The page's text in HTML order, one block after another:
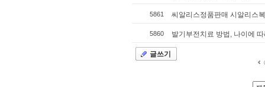
5861 씨알리스정품판매 시알리스
5860 발기부전치료 방법, 나이에
글쓰기